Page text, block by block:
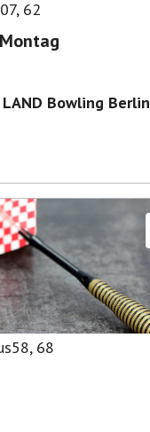
, 62
LAND Bowling Berlin
, 68